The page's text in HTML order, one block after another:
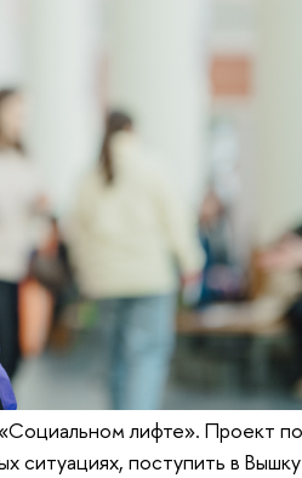
лифте». Проект
ситуациях, поступить в